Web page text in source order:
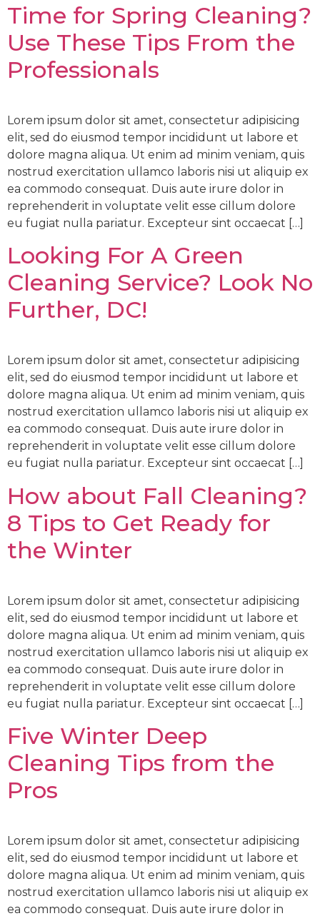
Time for Spring Cleaning?
Use These Tips From the
Professionals
Lorem ipsum dolor sit amet, consectetur adipisicing
elit, sed do eiusmod tempor incididunt ut labore et
dolore magna aliqua. Ut enim ad minim veniam, quis
nostrud exercitation ullamco laboris nisi ut aliquip ex
ea commodo consequat. Duis aute irure dolor in
reprehenderit in voluptate velit esse cillum dolore
eu fugiat nulla pariatur. Excepteur sint occaecat […]
Looking For A Green
Cleaning Service? Look No
Further, DC!
Lorem ipsum dolor sit amet, consectetur adipisicing
elit, sed do eiusmod tempor incididunt ut labore et
dolore magna aliqua. Ut enim ad minim veniam, quis
nostrud exercitation ullamco laboris nisi ut aliquip ex
ea commodo consequat. Duis aute irure dolor in
reprehenderit in voluptate velit esse cillum dolore
eu fugiat nulla pariatur. Excepteur sint occaecat […]
How about Fall Cleaning?
8 Tips to Get Ready for
the Winter
Lorem ipsum dolor sit amet, consectetur adipisicing
elit, sed do eiusmod tempor incididunt ut labore et
dolore magna aliqua. Ut enim ad minim veniam, quis
nostrud exercitation ullamco laboris nisi ut aliquip ex
ea commodo consequat. Duis aute irure dolor in
reprehenderit in voluptate velit esse cillum dolore
eu fugiat nulla pariatur. Excepteur sint occaecat […]
Five Winter Deep
Cleaning Tips from the
Pros
Lorem ipsum dolor sit amet, consectetur adipisicing
elit, sed do eiusmod tempor incididunt ut labore et
dolore magna aliqua. Ut enim ad minim veniam, quis
nostrud exercitation ullamco laboris nisi ut aliquip ex
ea commodo consequat. Duis aute irure dolor in